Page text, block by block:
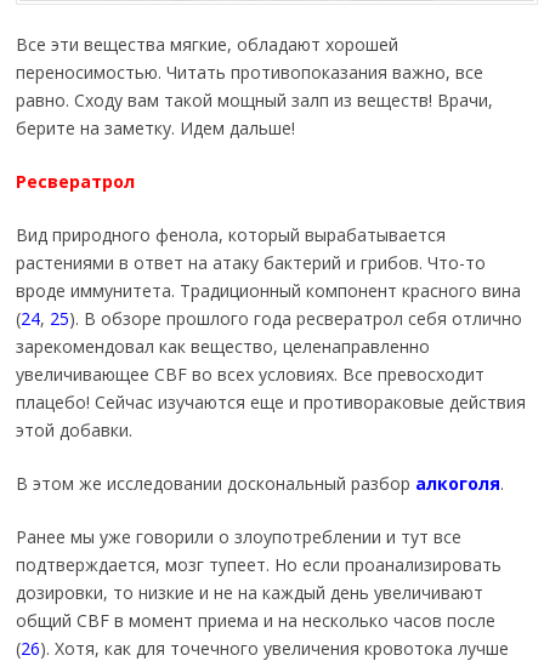
Все эти вещества мягкие, обладают хорошей
переносимостью. Читать противопоказания важно, все
равно. Сходу вам такой мощный залп из веществ! Врачи,
берите на заметку. Идем дальше!
Ресвератрол
Вид природного фенола, который вырабатывается
растениями в ответ на атаку бактерий и грибов. Что-то
вроде иммунитета. Традиционный компонент красного вина
(24, 25). В обзоре прошлого года ресвератрол себя отлично
зарекомендовал как вещество, целенаправленно
увеличивающее CBF во всех условиях. Все превосходит
плацебо! Сейчас изучаются еще и противораковые действия
этой добавки.
В этом же исследовании доскональный разбор алкоголя.
Ранее мы уже говорили о злоупотреблении и тут все
подтверждается, мозг тупеет. Но если проанализировать
дозировки, то низкие и не на каждый день увеличивают
общий CBF в момент приема и на несколько часов после
(26). Хотя, как для точечного увеличения кровотока лучше